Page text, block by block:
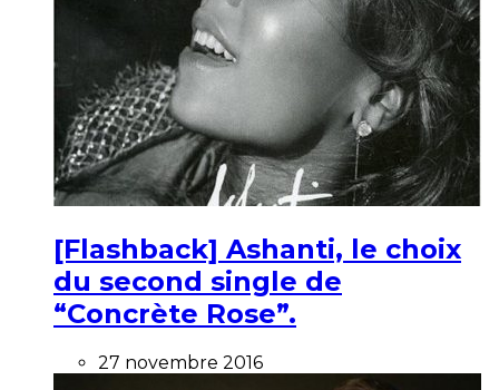
[Flashback] Ashanti, le choix
du second single de
“Concrète Rose”.
27 novembre 2016